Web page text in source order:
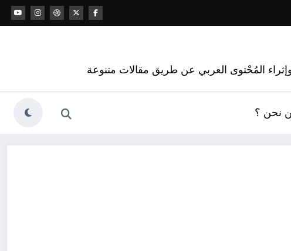
المُحْتوى العربي عن طريق مقالات متنوعة
نحن ؟